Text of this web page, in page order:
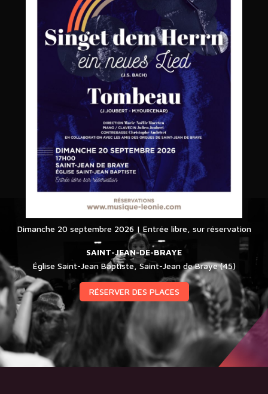
Dimanche 20 septembre 2026 | Entrée libre, sur réservation
SAINT-JEAN-DE-BRAYE
Église Saint-Jean Baptiste, Saint-Jean de Braye (45)
RÉSERVER DES PLACES